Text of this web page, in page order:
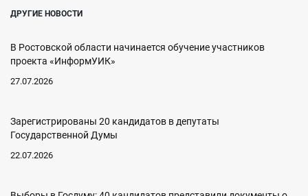
ДРУГИЕ НОВОСТИ
В Ростовской области начинается обучение участников
проекта «ИнформУИК»
27.07.2026
Зарегистрированы 20 кандидатов в депутаты
Государственной Думы
22.07.2026